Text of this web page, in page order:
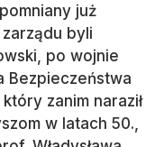
już
byli
po wojnie
Bezpieczeństwa
zanim naraził
w latach 50.,